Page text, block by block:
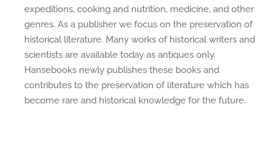
expeditions, cooking and nutrition, medicine, and other
genres. As a publisher we focus on the preservation of
historical literature. Many works of historical writers and
scientists are available today as antiques only.
Hansebooks newly publishes these books and
contributes to the preservation of literature which has
become rare and historical knowledge for the future.